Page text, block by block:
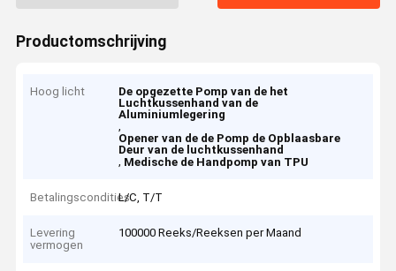
Productomschrijving
Hoog licht
De opgezette Pomp van de het
Luchtkussenhand van de
Aluminiumlegering
,
Opener van de de Pomp de Opblaasbare
Deur van de luchtkussenhand
, Medische de Handpomp van TPU
BetalingsconditiesL/C, T/T
Levering
vermogen
100000 Reeks/Reeksen per Maand